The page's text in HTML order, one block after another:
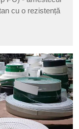
cu o rezistență
industriale.